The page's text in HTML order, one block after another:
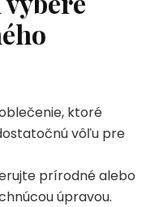
ktoré
vôľu pre
prírodné alebo
úpravou.